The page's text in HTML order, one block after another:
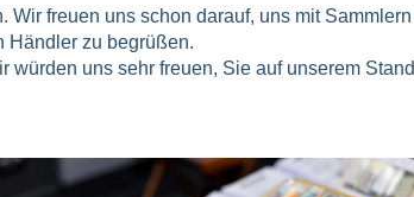
freuen uns schon darauf, uns mit Sammlern
Händler zu begrüßen.
uns sehr freuen, Sie auf unserem Stand